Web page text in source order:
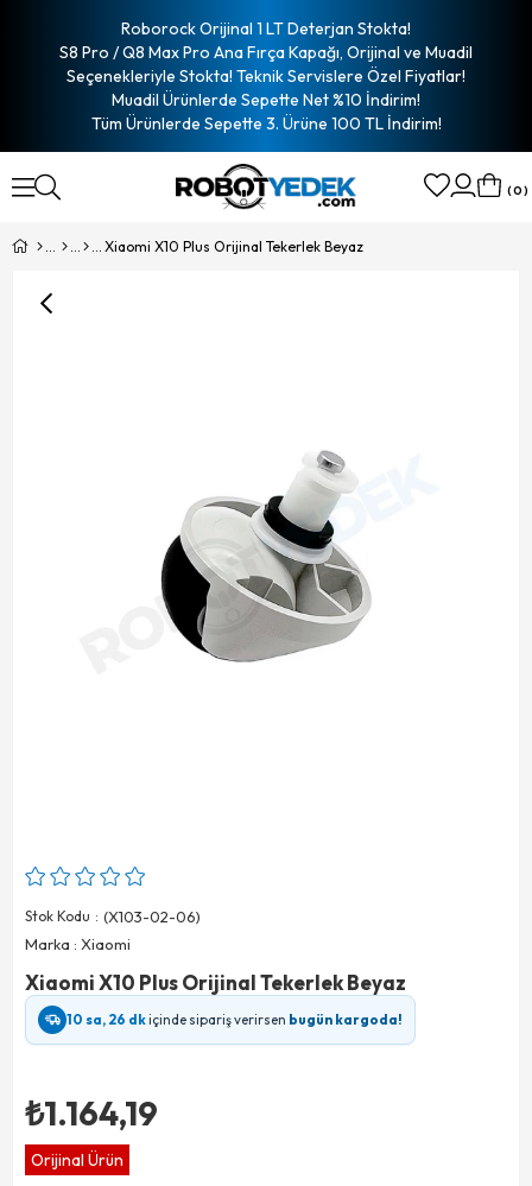
Roborock Orijinal 1 LT Deterjan Stokta!
S8 Pro / Q8 Max Pro Ana Fırça Kapağı, Orijinal ve Muadil
Seçenekleriyle Stokta! Teknik Servislere Özel Fiyatlar!
Muadil Ürünlerde Sepette Net %10 İndirim!
Tüm Ürünlerde Sepette 3. Ürüne 100 TL İndirim!
0
Xiaomi X10 Plus Orijinal Tekerlek Beyaz
Stok Kodu
(X103-02-06)
Marka : Xiaomi
Xiaomi X10 Plus Orijinal Tekerlek Beyaz
10 sa, 26 dkiçinde sipariş verirsen bugün kargoda!
₺1.164,19
Orijinal Ürün